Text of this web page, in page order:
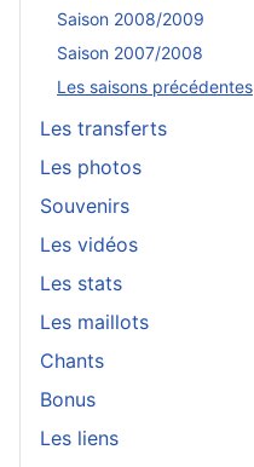
Saison 2008/2009
Saison 2007/2008
Les saisons précédentes
Les transferts
Les photos
Souvenirs
Les vidéos
Les stats
Les maillots
Chants
Bonus
Les liens